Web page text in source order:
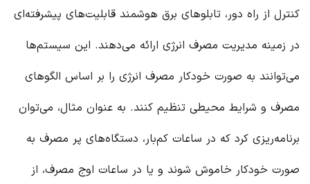
کنترل از راه دور، تابلوهای برق هوشمند قابلیت‌های پیشرفته‌ای
در زمینه مدیریت مصرف انرژی ارائه می‌دهند. این سیستم‌ها
می‌توانند به صورت خودکار مصرف انرژی را بر اساس الگوهای
مصرف و شرایط محیطی تنظیم کنند. به عنوان مثال، می‌توان
برنامه‌ریزی کرد که در ساعات کم‌بار، دستگاه‌های پر مصرف به
صورت خودکار خاموش شوند و یا در ساعات اوج مصرف، از